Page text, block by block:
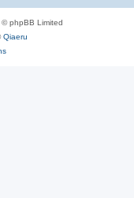
phpBB Limited
Qiaeru